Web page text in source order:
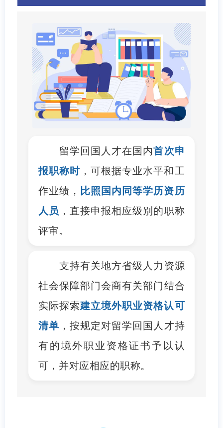
留学回国人才在国内首次申
报职称时 ，可根据专业水平和工
作业绩， 比照国内同等学历资历
人员 ，直接申报相应级别的职称
评审。
支持有关地方省级人力资源
社会保障部门会商有关部门结合
实际探索建立境外职业资格认可
清单 ，按规定对留学回国人才持
有的境外职业资格证书予以认
可，并对应相应的职称。